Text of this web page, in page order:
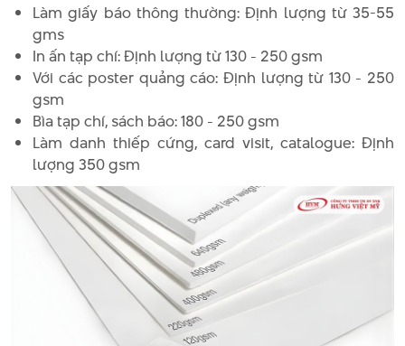
Làm giấy báo thông thường: Định lượng từ 35-55
gms
In ấn tạp chí: Định lượng từ 130 - 250 gsm
Với các poster quảng cáo: Định lượng từ 130 - 250
gsm
Bìa tạp chí, sách báo: 180 - 250 gsm
Làm danh thiếp cứng, card visit, catalogue: Định
lượng 350 gsm